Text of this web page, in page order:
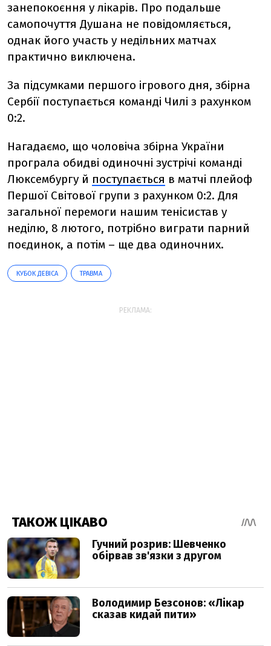
занепокоєння у лікарів. Про подальше
самопочуття Душана не повідомляється,
однак його участь у недільних матчах
практично виключена.
За підсумками першого ігрового дня, збірна
Сербії поступається команді Чилі з рахунком
0:2.
Нагадаємо, що чоловіча збірна України
програла обидві одиночні зустрічі команді
Люксембургу й поступається в матчі плейоф
Першої Світової групи з рахунком 0:2. Для
загальної перемоги нашим тенісистав у
неділю, 8 лютого, потрібно виграти парний
поєдинок, а потім – ще два одиночних.
КУБОК ДЕВІСА ТРАВМА
РЕКЛАМА: